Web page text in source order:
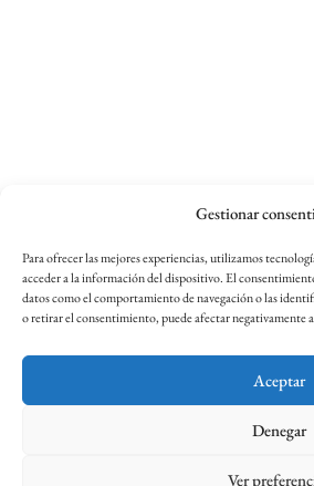
Gestionar
Para ofrecer las mejores experiencias, utilizamos
acceder a la información del dispositivo. El
datos como el comportamiento de navegación o las
o retirar el consentimiento, puede afectar negativamente
Aceptar
Denegar
Ver